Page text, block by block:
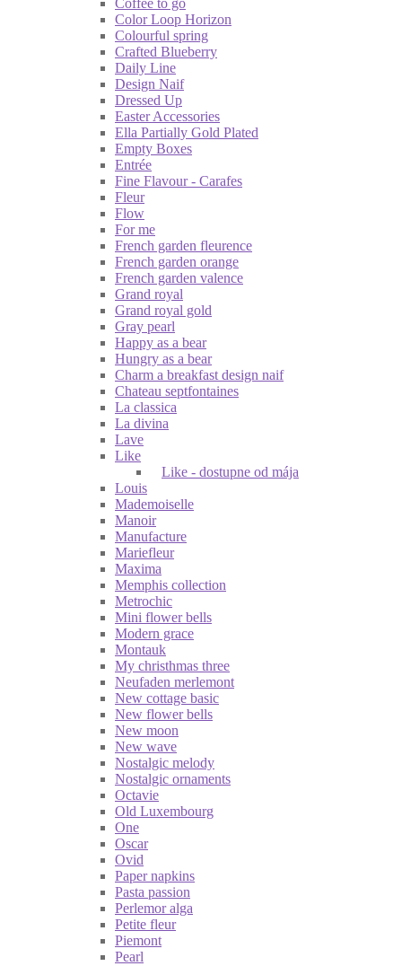
Color Loop Horizon
Colourful spring
Crafted Blueberry
Daily Line
Design Naif
Dressed Up
Easter Accessories
Ella Partially Gold Plated
Empty Boxes
Entrée
Fine Flavour - Carafes
Fleur
Flow
For me
French garden fleurence
French garden orange
French garden valence
Grand royal
Grand royal gold
Gray pearl
Happy as a bear
Hungry as a bear
Charm a breakfast design naif
Chateau septfontaines
La classica
La divina
Lave
Like
Like - dostupne od mája
Louis
Mademoiselle
Manoir
Manufacture
Mariefleur
Maxima
Memphis collection
Metrochic
Mini flower bells
Modern grace
Montauk
My christhmas three
Neufaden merlemont
New cottage basic
New flower bells
New moon
New wave
Nostalgic melody
Nostalgic ornaments
Octavie
Old Luxembourg
One
Oscar
Ovid
Paper napkins
Pasta passion
Perlemor alga
Petite fleur
Piemont
Pearl